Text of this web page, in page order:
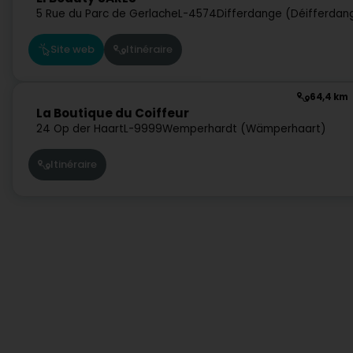
5 Rue du Parc de GerlacheL-4574Differdange
Site web Itinéraire
64,4 km
La Boutique du Coiffeur
24 Op der HaartL-9999Wemperhardt (Wämperhaart)
Itinéraire